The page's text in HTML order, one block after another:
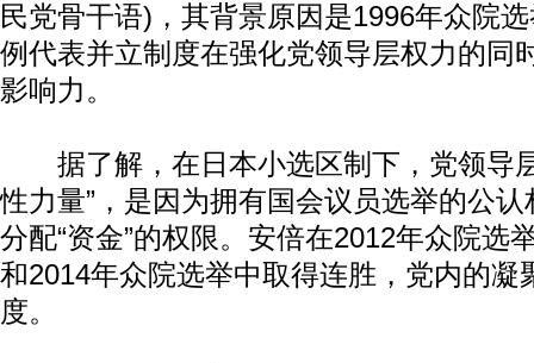
民党骨干语)，其背景原因是1996年众院
例代表并立制度在强化党领导层权力的同
影响力。
据了解，在日本小选区制下，党领导
性力量”，是因为拥有国会议员选举的公
分配“资金”的权限。安倍在2012年众院选
和2014年众院选举中取得连胜，党内的凝
度。